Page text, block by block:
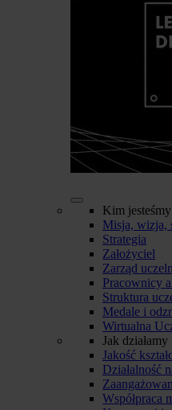
Kim jesteśmy
Misja, wizja,
Strategia
Założyciel
Zarząd
Pracownicy
Struktura
Medale i
Wirtualna
Jak działamy
Jakość
Działalność
Współpraca